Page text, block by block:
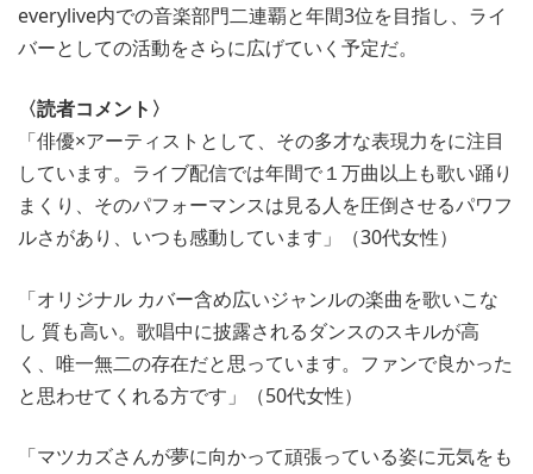
everylive内での音楽部門二連覇と年間3位を目指し、ライ
バーとしての活動をさらに広げていく予定だ。
〈読者コメント〉
「俳優×アーティストとして、その多才な表現力をに注目
しています。ライブ配信では年間で１万曲以上も歌い踊り
まくり、そのパフォーマンスは見る人を圧倒させるパワフ
ルさがあり、いつも感動しています」（30代女性）
「オリジナル カバー含め広いジャンルの楽曲を歌いこな
し 質も高い。歌唱中に披露されるダンスのスキルが高
く、唯一無二の存在だと思っています。ファンで良かった
と思わせてくれる方です」（50代女性）
「マツカズさんが夢に向かって頑張っている姿に元気をも